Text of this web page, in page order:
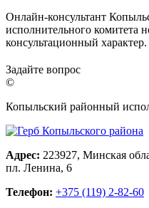
Онлайн-консультант
исполнительного комитета
консультационный характер.
Задайте вопрос
©
Копыльский районный
Адрес: 223927, Минская
пл. Ленина, 6
Телефон: +375 (119) 2-82-60